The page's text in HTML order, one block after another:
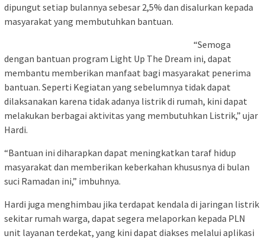
dipungut setiap bulannya sebesar 2,5% dan disalurkan kepada
masyarakat yang membutuhkan bantuan.
“Semoga
dengan bantuan program Light Up The Dream ini, dapat
membantu memberikan manfaat bagi masyarakat penerima
bantuan. Seperti Kegiatan yang sebelumnya tidak dapat
dilaksanakan karena tidak adanya listrik di rumah, kini dapat
melakukan berbagai aktivitas yang membutuhkan Listrik,” ujar
Hardi.
“Bantuan ini diharapkan dapat meningkatkan taraf hidup
masyarakat dan memberikan keberkahan khususnya di bulan
suci Ramadan ini,” imbuhnya.
Hardi juga menghimbau jika terdapat kendala di jaringan listrik
sekitar rumah warga, dapat segera melaporkan kepada PLN
unit layanan terdekat, yang kini dapat diakses melalui aplikasi